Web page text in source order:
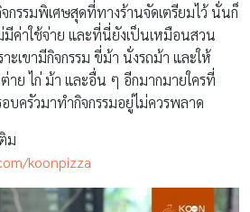
รรมพิเศษสุดที่ทางร้านจัดเตรียมไว้ นั่นก็
มีค่าใช้จ่าย และที่นี่ยังเป็นเหมือนสวน
ะเขามีกิจกรรม ขี่ม้า นั่งรถม้า และให้
าย ไก่ ม้า และอื่น ๆ อีกมากมายใครที่
ครัวมาทำกิจกรรมอยู่ไม่ควรพลาด
ม
koonpizza